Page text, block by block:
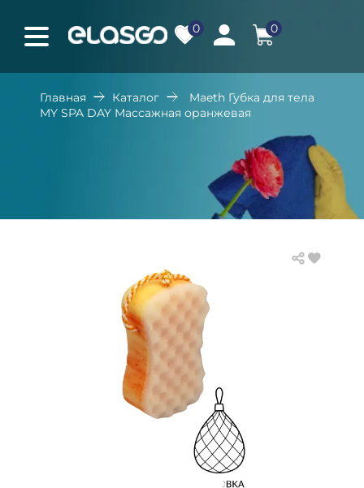
0 0
Главная Каталог
Maeth Губка для тела
MY SPA DAY Массажная оранжевая